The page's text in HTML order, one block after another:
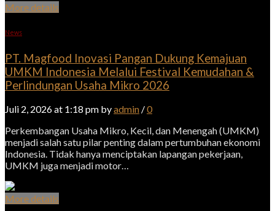
More details
News
PT. Magfood Inovasi Pangan Dukung Kemajuan
UMKM Indonesia Melalui Festival Kemudahan &
Perlindungan Usaha Mikro 2026
Juli 2, 2026 at 1:18 pm byadmin /0
Perkembangan Usaha Mikro, Kecil, dan Menengah (UMKM)
menjadi salah satu pilar penting dalam pertumbuhan ekonomi
Indonesia. Tidak hanya menciptakan lapangan pekerjaan,
UMKM juga menjadi motor…
More details